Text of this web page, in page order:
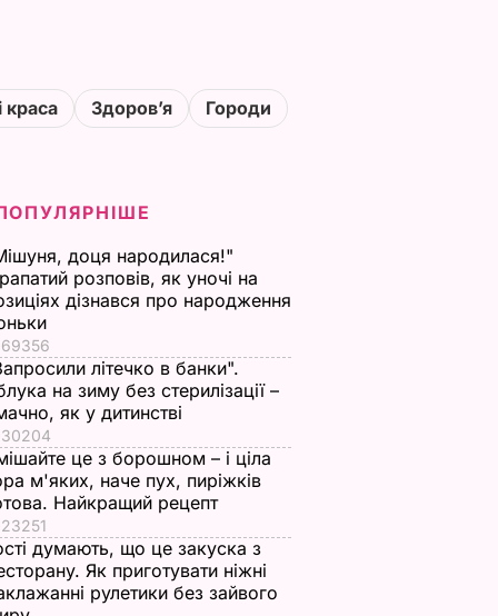
краса Здоровʼя Городи
доця народилася!"
розповів, як уночі на
дізнався про народження
69356
літечко в банки".
на зиму без стерилізації –
як у дитинстві
30204
це з борошном – і ціла
м'яких, наче пух, пиріжків
Найкращий рецепт
23251
думають, що це закуска з
Як приготувати ніжні
рулетики без зайвого